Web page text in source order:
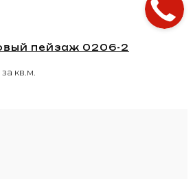
пейзаж 0206-2
за кв.м.